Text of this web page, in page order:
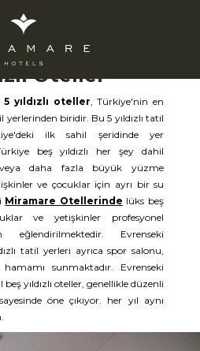
Türkiye
Oteller
yıldızlı oteller, Türkiye'nin en
biridir. Bu 5 yıldızlı tatil
ilk sahil şeridinde yer
beş yıldızlı her şey dahil
daha fazla büyük yüzme
ve çocuklar için ayrı bir su
Miramare Otellerinde lüks beş
ve yetişkinler profesyonel
eğlendirilmektedir. Evrenseki
tatil yerleri ayrıca spor salonu,
sunmaktadır. Evrenseki
yıldızlı oteller, genellikle düzenli
öne çıkıyor. her yıl aynı